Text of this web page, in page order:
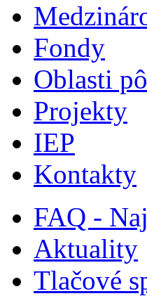
Fondy
Oblasti
Projekty
IEP
Kontakty
FAQ -
Aktuality
Tlačové